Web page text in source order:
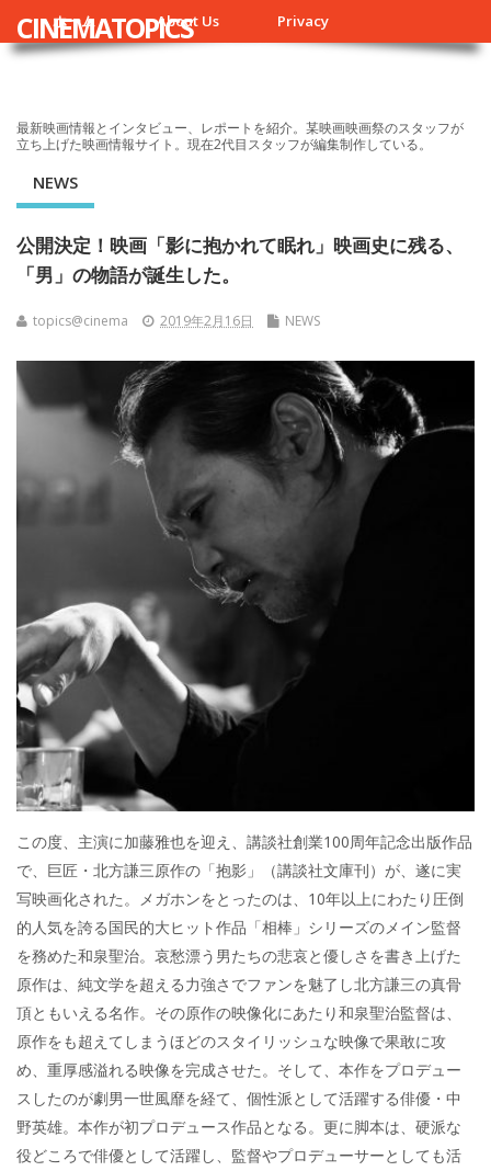
ホーム About Us Privacy
CINEMATOPICS
最新映画情報とインタビュー、レポートを紹介。某映画映画祭のスタッフが
立ち上げた映画情報サイト。現在2代目スタッフが編集制作している。
NEWS
公開決定！映画「影に抱かれて眠れ」映画史に残る、
「男」の物語が誕生した。
topics@cinema 2019年2月16日 NEWS
この度、主演に加藤雅也を迎え、講談社創業100周年記念出版作品
で、巨匠・北方謙三原作の「抱影」（講談社文庫刊）が、遂に実
写映画化された。メガホンをとったのは、10年以上にわたり圧倒
的人気を誇る国民的大ヒット作品「相棒」シリーズのメイン監督
を務めた和泉聖治。哀愁漂う男たちの悲哀と優しさを書き上げた
原作は、純文学を超える力強さでファンを魅了し北方謙三の真骨
頂ともいえる名作。その原作の映像化にあたり和泉聖治監督は、
原作をも超えてしまうほどのスタイリッシュな映像で果敢に攻
め、重厚感溢れる映像を完成させた。そして、本作をプロデュー
スしたのが劇男一世風靡を経て、個性派として活躍する俳優・中
野英雄。本作が初プロデュース作品となる。更に脚本は、硬派な
役どころで俳優として活躍し、監督やプロデューサーとしても活